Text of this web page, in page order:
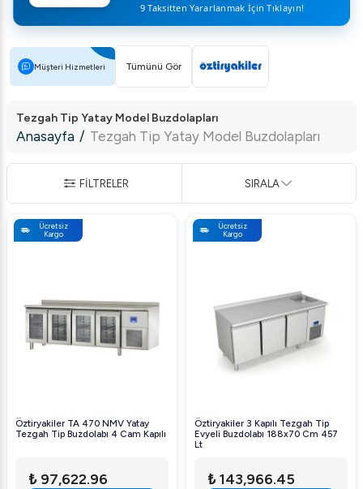
9 Taksitten Yararlanmak İçin Tıklayın!
Müşteri Hizmetleri Tümünü Gör
Tezgah Tip Yatay Model Buzdolapları
Anasayfa / Tezgah Tip Yatay Model Buzdolapları
FİLTRELER SIRALA
Ücretsiz
Kargo
Öztiryakiler TA 470 NMV Yatay
Tezgah Tip Buzdolabı 4 Cam Kapılı
₺ 97,622.96
Ücretsiz
Kargo
Öztiryakiler 3 Kapılı Tezgah Tip
Evyeli Buzdolabı 188x70 Cm 457
Lt
₺ 143,966.45